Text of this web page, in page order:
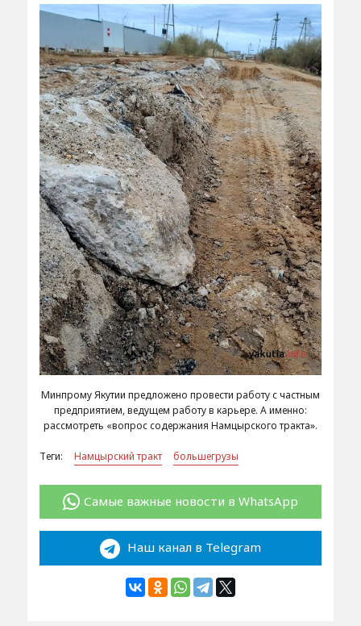
Минпрому Якутии предложено провести работу с частным
предприятием, ведущем работу в карьере. А именно:
рассмотреть «вопрос содержания Намцырского тракта».
Теги: Намцырский тракт большегрузы
Самые важные новости в WhatsApp
Наш канал в Telegram